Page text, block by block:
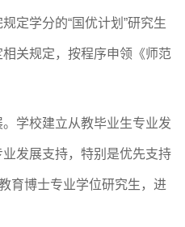
定学分的“国优计划”研究生
关规定，按程序申领《师范
。学校建立从教毕业生专业发
发展支持，特别是优先支持
育博士专业学位研究生，进